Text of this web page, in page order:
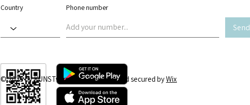
Send
Country Phone number
© 2025 by KUNSTvernetzt | Powered and secured byWix